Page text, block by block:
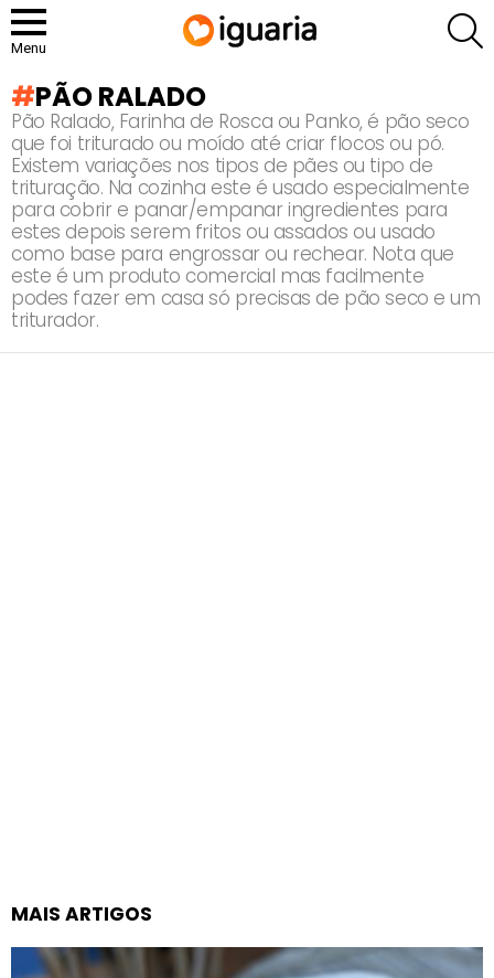
Menu
PÃO RALADO
Pão Ralado, Farinha de Rosca ou Panko, é pão seco
que foi triturado ou moído até criar flocos ou pó.
Existem variações nos tipos de pães ou tipo de
trituração. Na cozinha este é usado especialmente
para cobrir e panar/empanar ingredientes para
estes depois serem fritos ou assados ou usado
como base para engrossar ou rechear. Nota que
este é um produto comercial mas facilmente
podes fazer em casa só precisas de pão seco e um
triturador.
MAIS ARTIGOS